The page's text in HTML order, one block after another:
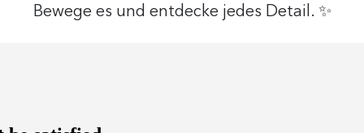
Bewege es und entdecke jedes Detail. ✨